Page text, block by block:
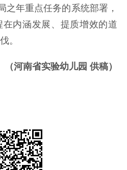
之年重点任务的系统部署，
内涵发展、提质增效的道
。
（河南省实验幼儿园 供稿）